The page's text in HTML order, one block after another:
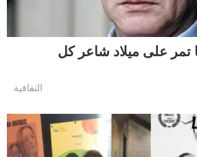
تمر على ميلاد شاعر كل
التقافية